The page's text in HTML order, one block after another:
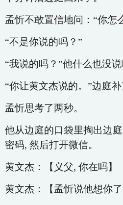
孟忻不敢置信地问：“你怎
“不是你说的吗？”
“我说的吗？”他什么也没说
“你让黄文杰说的。”边庭补
孟忻思考了两秒。
他从边庭的口袋里掏出边
密码, 然后打开微信。
黄文杰：【义父, 你在吗】
黄文杰：【孟忻说他想你了